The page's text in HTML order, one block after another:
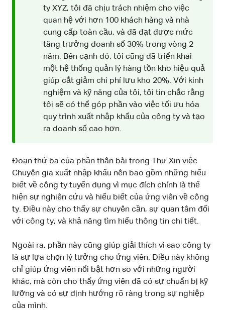
ty XYZ, tôi đã chịu trách nhiệm cho việc
quan hệ với hơn 100 khách hàng và nhà
cung cấp toàn cầu, và đã đạt được mức
tăng trưởng doanh số 30% trong vòng 2
năm. Bên cạnh đó, tôi cũng đã triển khai
một hệ thống quản lý hàng tồn kho hiệu quả
giúp cắt giảm chi phí lưu kho 20%. Với kinh
nghiệm và kỹ năng của tôi, tôi tin chắc rằng
tôi sẽ có thể góp phần vào việc tối ưu hóa
quy trình xuất nhập khẩu của công ty và tạo
ra doanh số cao hơn.
Đoạn thứ ba của phần thân bài trong Thư Xin việc
Chuyên gia xuất nhập khẩu nên bao gồm những hiểu
biết về công ty tuyển dụng vì mục đích chính là thể
hiện sự nghiên cứu và hiểu biết của ứng viên về công
ty. Điều này cho thấy sự chuyên cần, sự quan tâm đối
với công ty, và khả năng tìm hiểu thông tin chi tiết.
Ngoài ra, phần này cũng giúp giải thích vì sao công ty
là sự lựa chọn lý tưởng cho ứng viên. Điều này không
chỉ giúp ứng viên nổi bật hơn so với những người
khác, mà còn cho thấy ứng viên đã có sự chuẩn bị kỹ
lưỡng và có sự định hướng rõ ràng trong sự nghiệp
của mình.